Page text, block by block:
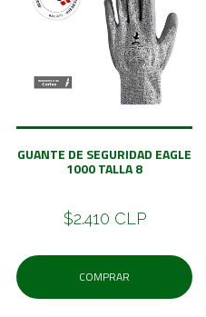
GUANTE DE SEGURIDAD EAGLE
1000 TALLA 8
$2.410 CLP
COMPRAR